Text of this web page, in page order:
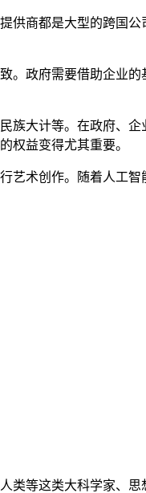
供商都是大型的跨国公
。政府需要借助企业的
族大计等。在政府、企
权益变得尤其重要。
艺术创作。随着人工
类等这类大科学家、思